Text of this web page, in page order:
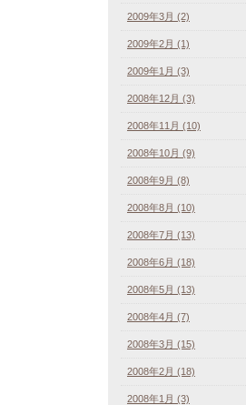
2009年3月 (2)
2009年2月 (1)
2009年1月 (3)
2008年12月 (3)
2008年11月 (10)
2008年10月 (9)
2008年9月 (8)
2008年8月 (10)
2008年7月 (13)
2008年6月 (18)
2008年5月 (13)
2008年4月 (7)
2008年3月 (15)
2008年2月 (18)
2008年1月 (3)